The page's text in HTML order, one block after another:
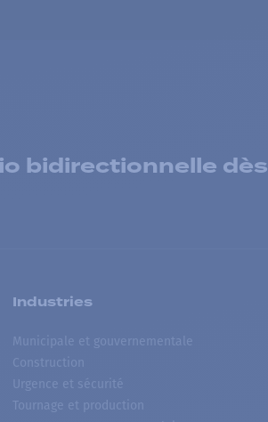
bidirectionnelle dès
Industries
Municipale et gouvernementale
Construction
Urgence et sécurité
Tournage et production